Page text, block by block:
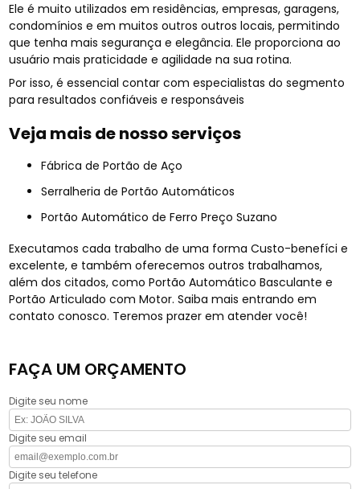
Ele é muito utilizados em residências, empresas, garagens,
condomínios e em muitos outros outros locais, permitindo
que tenha mais segurança e elegância. Ele proporciona ao
usuário mais praticidade e agilidade na sua rotina.
Por isso, é essencial contar com especialistas do segmento
para resultados confiáveis e responsáveis
Veja mais de nosso serviços
Fábrica de Portão de Aço
Serralheria de Portão Automáticos
Portão Automático de Ferro Preço Suzano
Executamos cada trabalho de uma forma Custo-benefíci e
excelente, e também oferecemos outros trabalhamos,
além dos citados, como Portão Automático Basculante e
Portão Articulado com Motor. Saiba mais entrando em
contato conosco. Teremos prazer em atender você!
FAÇA UM ORÇAMENTO
Digite seu nome
Digite seu email
Digite seu telefone